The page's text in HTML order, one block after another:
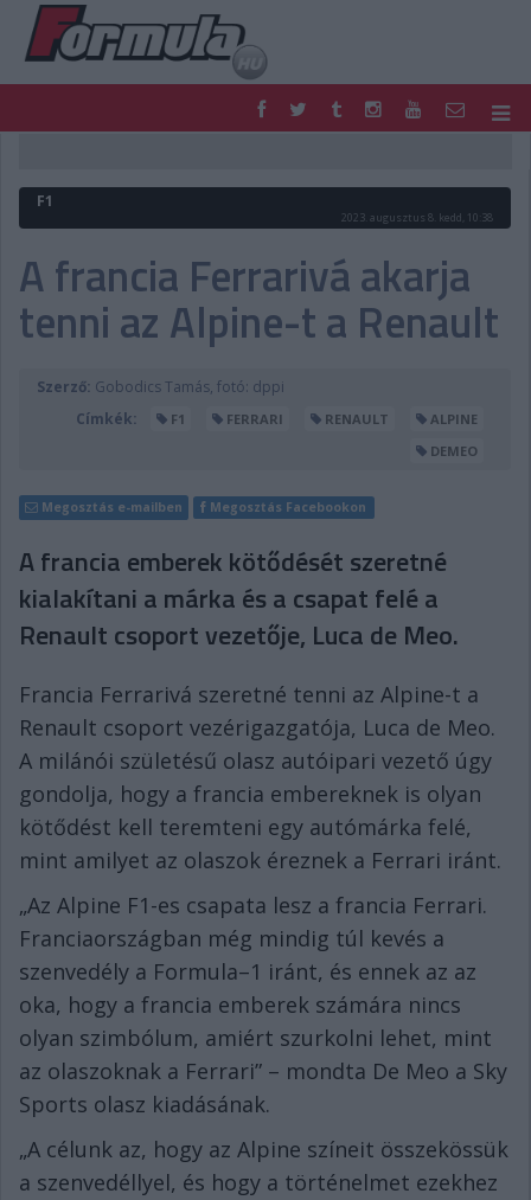
FORMULA
MOTOR
PODCAST
SHOP
LIVE
TIPPJÁTÉK
DIGITÁLIS MAGAZIN
PONTÁLLÁSOK
F1
2023. augusztus 8. kedd, 10:38
A francia Ferrarivá akarja
tenni az Alpine-t a Renault
Szerző: Gobodics Tamás, fotó: dppi
Címkék:
F1 FERRARI RENAULT
ALPINE
DEMEO
Megosztás e-mailben Megosztás Facebookon
A francia emberek kötődését szeretné
kialakítani a márka és a csapat felé a
Renault csoport vezetője, Luca de Meo.
Francia Ferrarivá szeretné tenni az Alpine-t a
Renault csoport vezérigazgatója, Luca de Meo.
A milánói születésű olasz autóipari vezető úgy
gondolja, hogy a francia embereknek is olyan
kötődést kell teremteni egy autómárka felé,
mint amilyet az olaszok éreznek a Ferrari iránt.
„Az Alpine F1-es csapata lesz a francia Ferrari.
Franciaországban még mindig túl kevés a
szenvedély a Formula–1 iránt, és ennek az az
oka, hogy a francia emberek számára nincs
olyan szimbólum, amiért szurkolni lehet, mint
az olaszoknak a Ferrari” – mondta De Meo a Sky
Sports olasz kiadásának.
„A célunk az, hogy az Alpine színeit összekössük
a szenvedéllyel, és hogy a történelmet ezekhez